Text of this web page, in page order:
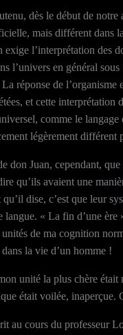
dès le début de
mais différent dans
l’interprétation des
l’univers en général
réponse de l’organisme
et cette
comme le
légèrement différent
don Juan, cependant,
qu’ils avaient une
qu’il dise, c’est que leur
langue. « La fin d’une
unités de ma cognition
la vie d’un homme !
unité la plus chère
était voilée, inaperçue.
au cours du professeur